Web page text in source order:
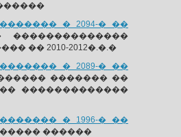
� 2094-� ��
2010-2012�.�.�
� 2089-� ��
������� ��
�������������
� 1996-� ��
������